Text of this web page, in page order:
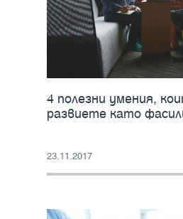
4 полезни умения,
развиете като
23.11.2017